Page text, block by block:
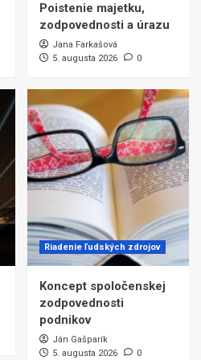
Poistenie majetku,
zodpovednosti a úrazu
Jana Farkašová
5. augusta 2026
0
Riadenie ľudských zdrojov
Koncept spoločenskej
zodpovednosti
podnikov
Ján Gašparík
5. augusta 2026
0